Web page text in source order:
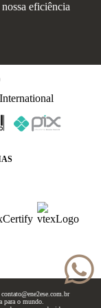
eficiência
para o mundo.